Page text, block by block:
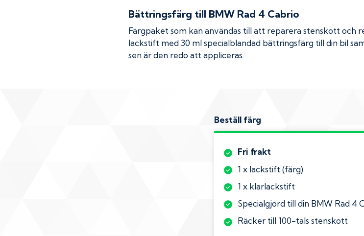
Bättringsfärg till BMW Rad 4 Cabrio
Färgpaket som kan användas till att reparera stenskott och
lackstift med 30 ml specialblandad bättringsfärg till din bil
sen är den redo att appliceras.
Beställ färg
Fri frakt
1 x lackstift (färg)
1 x klarlackstift
Specialgjord till din BMW Rad 4
Räcker till 100-tals stenskott